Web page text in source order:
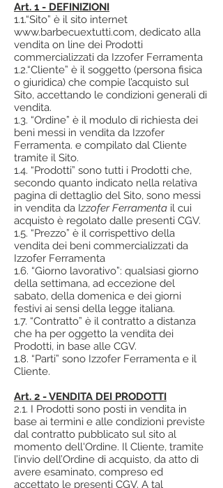
Art. 1 - DEFINIZIONI
1.1.“Sito” è il sito internet
www.barbecuextutti.com, dedicato alla
vendita on line dei Prodotti
commercializzati da Izzofer Ferramenta
1.2.“Cliente” è il soggetto (persona fisica
o giuridica) che compie l’acquisto sul
Sito, accettando le condizioni generali di
vendita.
1.3. “Ordine” è il modulo di richiesta dei
beni messi in vendita da Izzofer
Ferramenta. e compilato dal Cliente
tramite il Sito.
1.4. “Prodotti” sono tutti i Prodotti che,
secondo quanto indicato nella relativa
pagina di dettaglio del Sito, sono messi
in vendita da Izzofer Ferramenta il cui
acquisto è regolato dalle presenti CGV.
1.5. “Prezzo” è il corrispettivo della
vendita dei beni commercializzati da
Izzofer Ferramenta
1.6. “Giorno lavorativo”: qualsiasi giorno
della settimana, ad eccezione del
sabato, della domenica e dei giorni
festivi ai sensi della legge italiana.
1.7. “Contratto” è il contratto a distanza
che ha per oggetto la vendita dei
Prodotti, in base alle CGV.
1.8. “Parti” sono Izzofer Ferramenta e il
Cliente.
Art. 2 - VENDITA DEI PRODOTTI
2.1. I Prodotti sono posti in vendita in
base ai termini e alle condizioni previste
dal contratto pubblicato sul sito al
momento dell'Ordine. Il Cliente, tramite
l’invio dell’Ordine di acquisto, da atto di
avere esaminato, compreso ed
accettato le presenti CGV. A tal